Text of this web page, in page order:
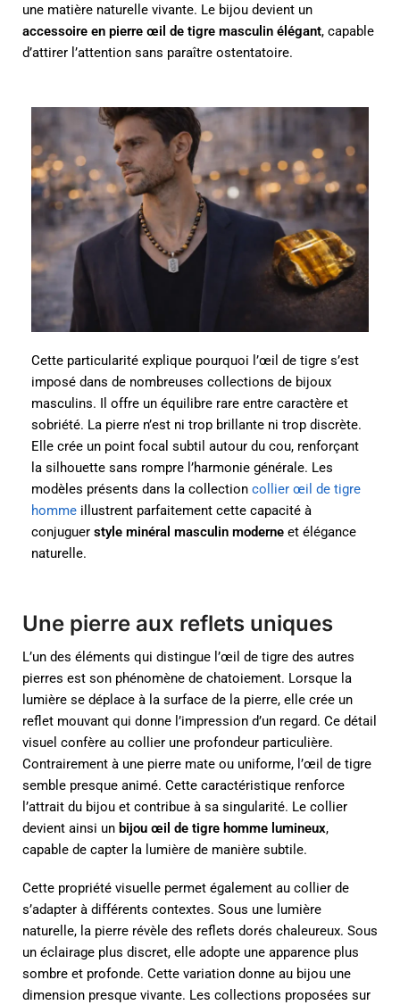
une matière naturelle vivante. Le bijou devient un
accessoire en pierre œil de tigre masculin élégant, capable
d’attirer l’attention sans paraître ostentatoire.
Cette particularité explique pourquoi l’œil de tigre s’est
imposé dans de nombreuses collections de bijoux
masculins. Il offre un équilibre rare entre caractère et
sobriété. La pierre n’est ni trop brillante ni trop discrète.
Elle crée un point focal subtil autour du cou, renforçant
la silhouette sans rompre l’harmonie générale. Les
modèles présents dans la collection collier œil de tigre
homme illustrent parfaitement cette capacité à
conjuguer style minéral masculin moderne et élégance
naturelle.
Une pierre aux reflets uniques
L’un des éléments qui distingue l’œil de tigre des autres
pierres est son phénomène de chatoiement. Lorsque la
lumière se déplace à la surface de la pierre, elle crée un
reflet mouvant qui donne l’impression d’un regard. Ce détail
visuel confère au collier une profondeur particulière.
Contrairement à une pierre mate ou uniforme, l’œil de tigre
semble presque animé. Cette caractéristique renforce
l’attrait du bijou et contribue à sa singularité. Le collier
devient ainsi un bijou œil de tigre homme lumineux,
capable de capter la lumière de manière subtile.
Cette propriété visuelle permet également au collier de
s’adapter à différents contextes. Sous une lumière
naturelle, la pierre révèle des reflets dorés chaleureux. Sous
un éclairage plus discret, elle adopte une apparence plus
sombre et profonde. Cette variation donne au bijou une
dimension presque vivante. Les collections proposées sur